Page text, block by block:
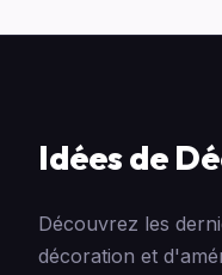
Idées de
Découvrez les
décoration et